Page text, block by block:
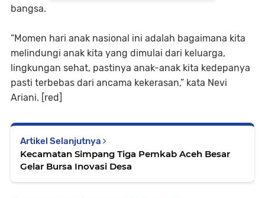
bangsa.
“Momen hari anak nasional ini adalah bagaimana kita
melindungi anak kita yang dimulai dari keluarga,
lingkungan sehat, pastinya anak-anak kita kedepanya
pasti terbebas dari ancama kekerasan,” kata Nevi
Ariani. [red]
Artikel Selanjutnya
Kecamatan Simpang Tiga Pemkab Aceh Besar
Gelar Bursa Inovasi Desa